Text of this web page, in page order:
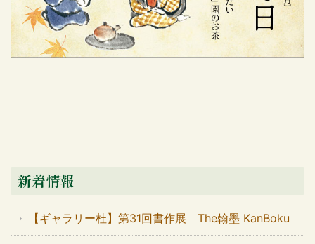
新着情報
【ギャラリー杜】第31回書作展 The翰墨 KanBoku